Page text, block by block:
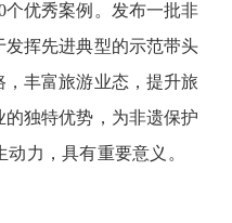
个优秀案例。发布一批非
挥先进典型的示范带头
丰富旅游业态，提升旅
独特优势，为非遗保护
动力，具有重要意义。